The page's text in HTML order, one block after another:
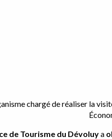
chargé de réaliser la
de Tourisme du Dévoluya